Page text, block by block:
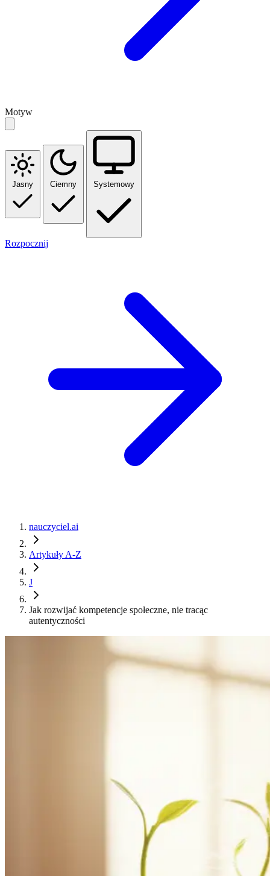
Motyw
Jasny Ciemny Systemowy
Rozpocznij
nauczyciel.ai
Artykuły A-Z
J
Jak rozwijać kompetencje społeczne, nie tracąc
autentyczności